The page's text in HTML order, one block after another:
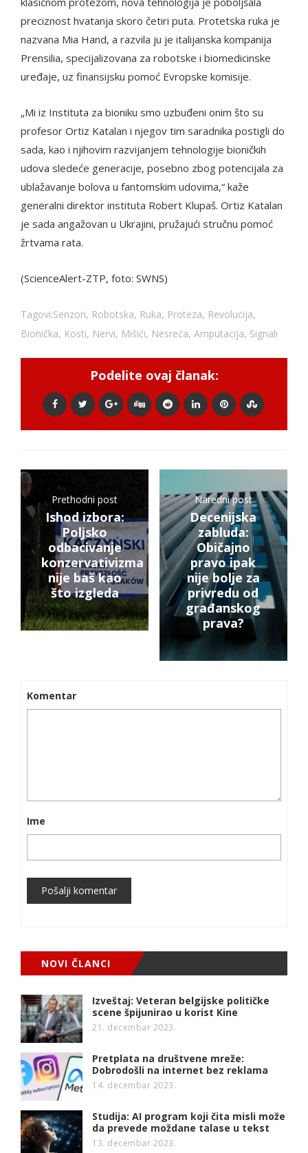
preciznost hvatanja skoro četiri puta. Protetska ruka je
nazvana Mia Hand, a razvila ju je italijanska kompanija
Prensilia, specijalizovana za robotske i biomedicinske
uređaje, uz finansijsku pomoć Evropske komisije.
„Mi iz Instituta za bioniku smo uzbuđeni onim što su
profesor Ortiz Katalan i njegov tim saradnika postigli do
sada, kao i njihovim razvijanjem tehnologije bioničkih
udova sledeće generacije, posebno zbog potencijala za
ublažavanje bolova u fantomskim udovima,“ kaže
generalni direktor instituta Robert Klupaš. Ortiz Katalan
je sada angažovan u Ukrajini, pružajući stručnu pomoć
žrtvama rata.
(ScienceAlert-ZTP, foto: SWNS)
Tagovi:Senzori, Robotska, Ruka, Proteza, Revolucija,
Bionička, Kosti, Nervi, Mišići, Nesreća, Amputacija, Signali
Podelite ovaj članak:
Prethodni post
Ishod izbora:
Poljsko
odbacivanje
konzervativizma
nije baš kao
što izgleda
Naredni post
Decenijska
zabluda:
Običajno
pravo ipak
nije bolje za
privredu od
građanskog
prava?
Komentar
Ime
Pošalji komentar
NOVI ČLANCI
Izveštaj: Veteran belgijske političke
scene špijunirao u korist Kine
21. decembar 2023.
Pretplata na društvene mreže:
Dobrodošli na internet bez reklama
14. decembar 2023.
Studija: AI program koji čita misli može
da prevede moždane talase u tekst
13. decembar 2023.